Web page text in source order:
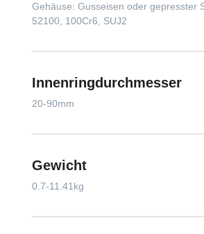
Gehäuse: Gusseisen oder gepresster
52100, 100Cr6, SUJ2
Innenringdurchmesser
20-90mm
Gewicht
0.7-11.41kg